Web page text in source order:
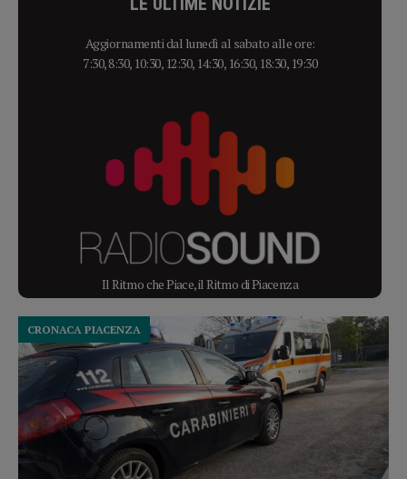
Aggiornamenti dal lunedì al sabato alle ore:
7:30, 8:30, 10:30, 12:30, 14:30, 16:30, 18:30, 19:30
Il Ritmo che Piace, il Ritmo di Piacenza
CRONACA PIACENZA